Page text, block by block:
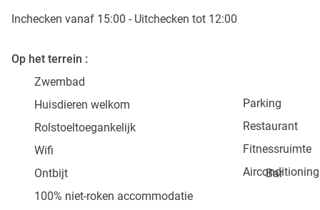
Inchecken vanaf 15:00 - Uitchecken tot 12:00
Op het terrein
Zwembad
Parking
Huisdieren welkom
Restaurant
Rolstoeltoegankelijk
Fitnessruimte
Wifi
Airconditioning
Ontbijt
Bar
100% niet-roken accommodatie